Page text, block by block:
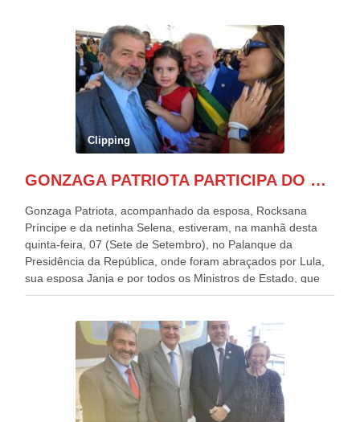
Clipping
GONZAGA PATRIOTA PARTICIPA DO DESFILE DA INDEPENDÊNCIA NO PALANQUE DA PRESIDÊNCIA DA REPÚBLICA E É ABRAÇADO POR LULA E POR GERALDO ALCKMIN.
Gonzaga Patriota, acompanhado da esposa, Rocksana
Príncipe e da netinha Selena, estiveram, na manhã desta
quinta-feira, 07 (Sete de Setembro), no Palanque da
Presidência da República, onde foram abraçados por Lula,
sua esposa Janja e por todos os Ministros de Estado, que
estavam presentes, nos Desfiles da Independência da
outros desfiles, na Esplanada dos Ministérios, disse ter sido
o deste ano, o maior e o mais organizado de todos. “Há
quatro décadas, como Patriota até no nome, participo
anualmente dos desfiles de Sete de Setembro, na
Esplanada dos Ministérios, em Brasília. Este ano, o governo
preparou espaços com cadeiras e coberturas, para 30.000